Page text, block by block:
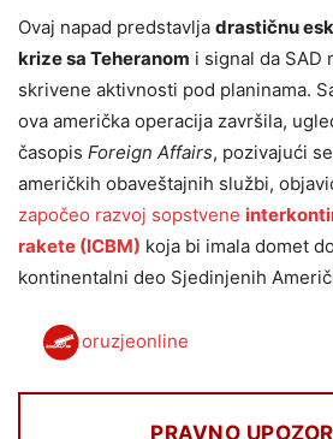
Ovaj napad predstavlja drastičnu
krize sa Teheranom i signal da SAD
skrivene aktivnosti pod planinama.
ova američka operacija završila,
časopis Foreign Affairs, pozivajući
američkih obaveštajnih službi,
započeo razvoj sopstvene
rakete (ICBM) koja bi imala domet
kontinentalni deo Sjedinjenih
oruzjeonline
PRAVNO